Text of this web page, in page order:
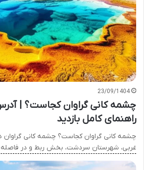
23/09/1404
چشمه کانی گراوان کجاست؟ |
راهنمای کامل بازدید
چشمه کانی گراوان کجاست؟ چشمه کانی گراوان
غربی، شهرستان سردشت، بخش ربط و در فاصله